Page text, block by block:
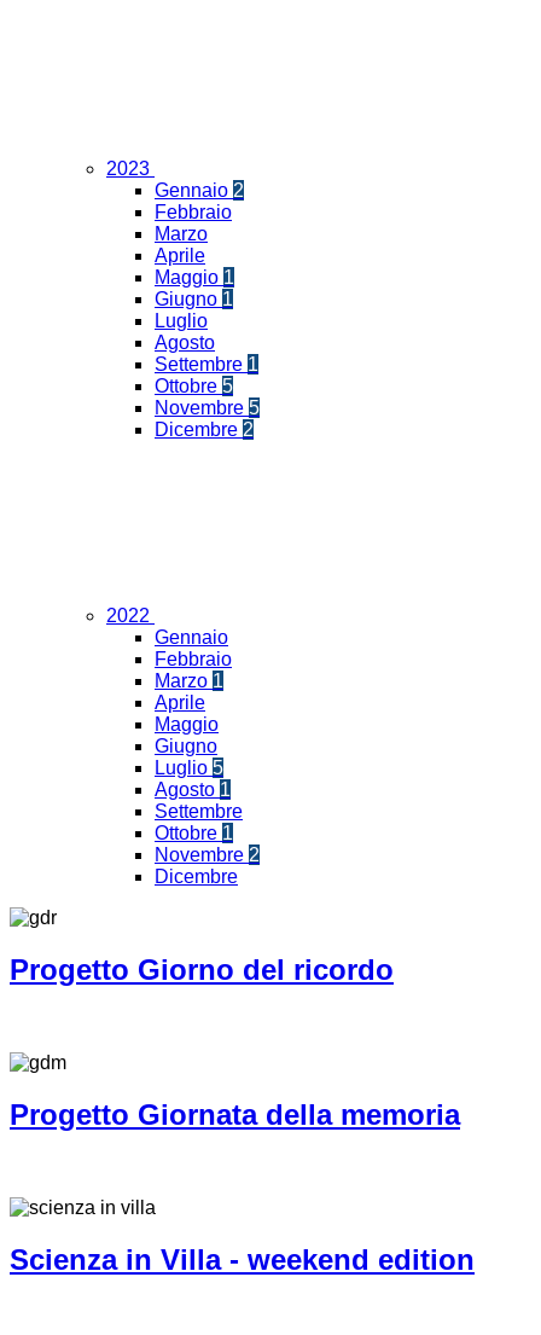
2023
Gennaio 2
Febbraio
Marzo
Aprile
Maggio 1
Giugno 1
Luglio
Agosto
Settembre 1
Ottobre 5
Novembre 5
Dicembre 2
2022
Gennaio
Febbraio
Marzo 1
Aprile
Maggio
Giugno
Luglio 5
Agosto 1
Settembre
Ottobre 1
Novembre 2
Dicembre
Progetto Giorno del ricordo
Progetto Giornata della memoria
Scienza in Villa - weekend edition